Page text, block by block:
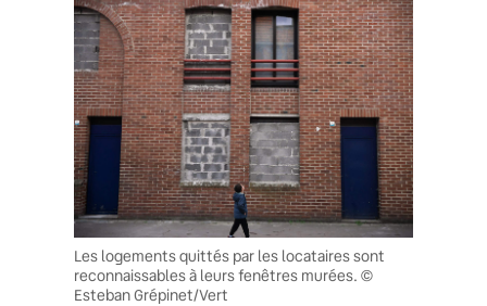
Les logements quittés par les locataires sont
reconnaissables à leurs fenêtres murées. ©
Esteban Grépinet/Vert